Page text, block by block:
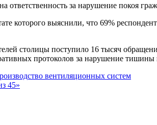
ответственность за нарушение покоя
которого выяснили, что 69%
столицы поступило 16 тысяч
протоколов за нарушение тишины
вентиляционных систем
45»